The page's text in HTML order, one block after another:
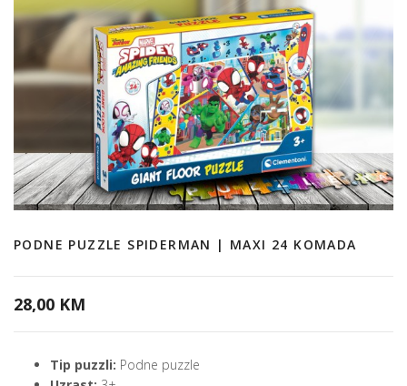
PODNE PUZZLE SPIDERMAN | MAXI 24 KOMADA
28,00 KM
Tip puzzli: Podne puzzle